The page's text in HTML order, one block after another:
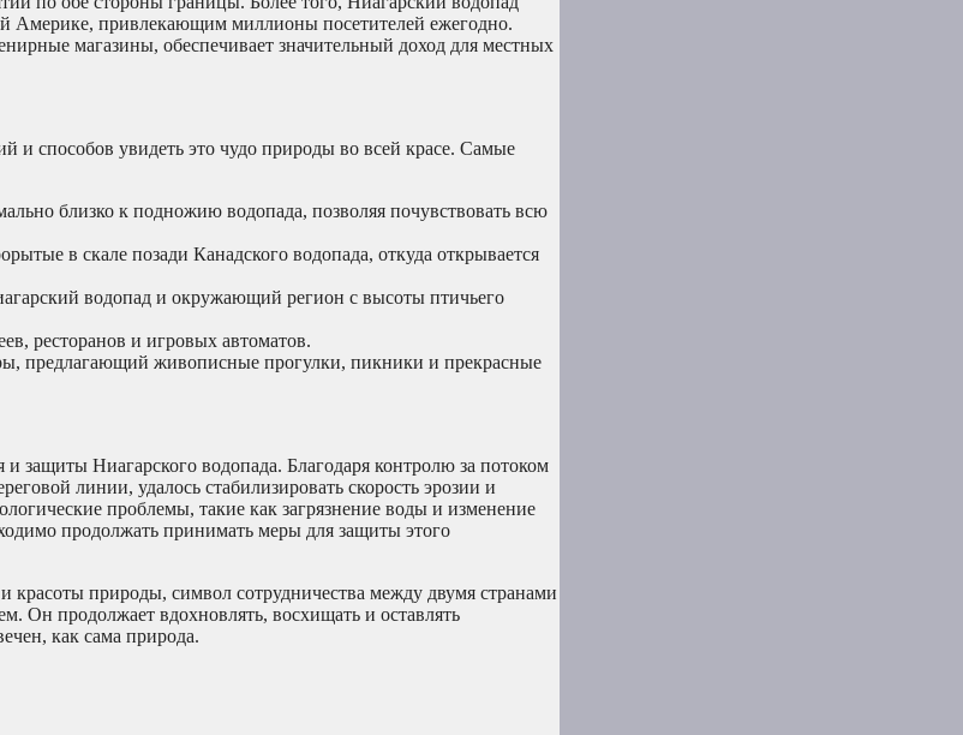
Америке, привлекающим миллионы посетителей ежегодно.
магазины, обеспечивает значительный доход для местных
и способов увидеть это чудо природы во всей красе. Самые
близко к подножию водопада, позволяя почувствовать всю
в скале позади Канадского водопада, откуда открывается
водопад и окружающий регион с высоты птичьего
ресторанов и игровых автоматов.
предлагающий живописные прогулки, пикники и прекрасные
защиты Ниагарского водопада. Благодаря контролю за потоком
линии, удалось стабилизировать скорость эрозии и
проблемы, такие как загрязнение воды и изменение
продолжать принимать меры для защиты этого
красоты природы, символ сотрудничества между двумя странами
Он продолжает вдохновлять, восхищать и оставлять
как сама природа.